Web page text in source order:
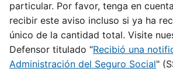
particular. Por favor, tenga en
recibir este aviso incluso si ya ha
único de la cantidad total. Visite
Defensor titulado “Recibió una
Administración del Seguro Social"